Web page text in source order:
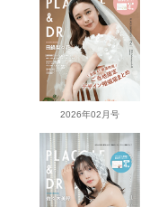
2026年02月号